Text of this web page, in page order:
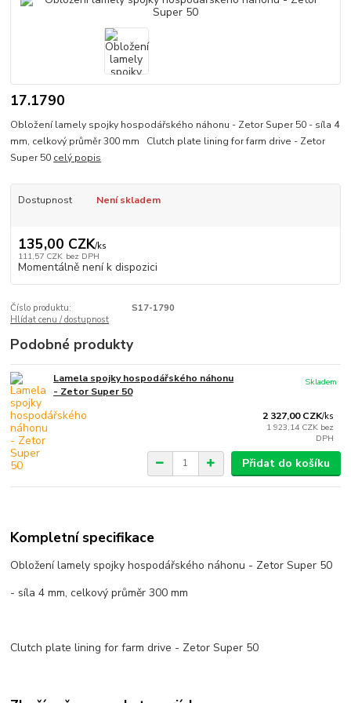
17.1790
Obložení lamely spojky hospodářského náhonu - Zetor Super 50 - síla 4
mm, celkový průměr 300 mm Clutch plate lining for farm drive - Zetor
Super 50 celý popis
Dostupnost Není skladem
135,00 CZK/ks
111,57 CZK bez DPH
Momentálně není k dispozici
Číslo produktu:
S17-1790
Hlídat cenu / dostupnost
Podobné produkty
Lamela spojky hospodářského náhonu
- Zetor Super 50
2 327,00 CZK/ks
1 923,14 CZK bez
DPH
Skladem
Přidat do košíku
Kompletní specifikace
Obložení lamely spojky hospodářského náhonu - Zetor Super 50
- síla 4 mm, celkový průměr 300 mm
Clutch plate lining for farm drive - Zetor Super 50